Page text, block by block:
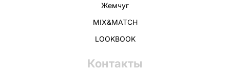
Жемчуг
MIX&MATCH
LOOKBOOK
Контакты